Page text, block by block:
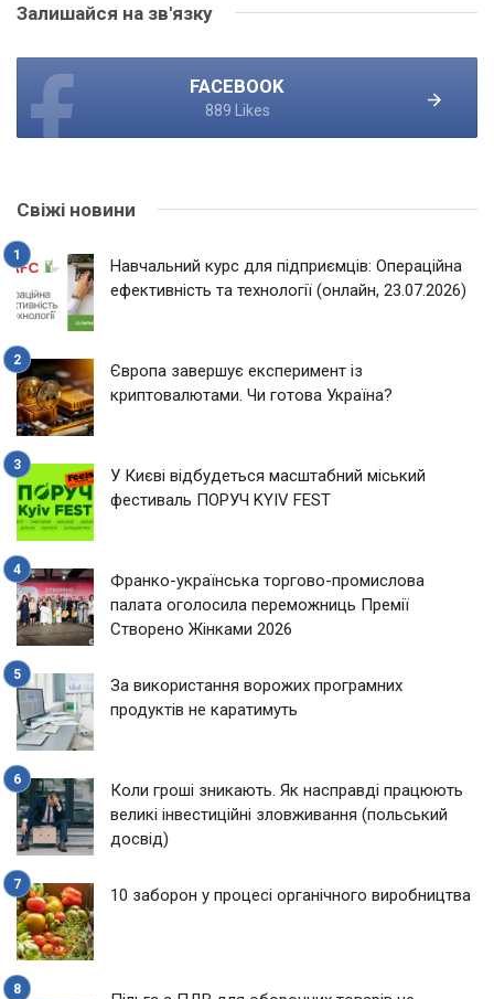
Залишайся на зв'язку
FACEBOOK
889 Likes
Свіжі новини
Навчальний курс для підприємців: Операційна
ефективність та технології (онлайн, 23.07.2026)
Європа завершує експеримент із
криптовалютами. Чи готова Україна?
У Києві відбудеться масштабний міський
фестиваль ПОРУЧ KYIV FEST
Франко-українська торгово-промислова
палата оголосила переможниць Премії
Створено Жінками 2026
За використання ворожих програмних
продуктів не каратимуть
Коли гроші зникають. Як насправді працюють
великі інвестиційні зловживання (польський
досвід)
10 заборон у процесі органічного виробництва